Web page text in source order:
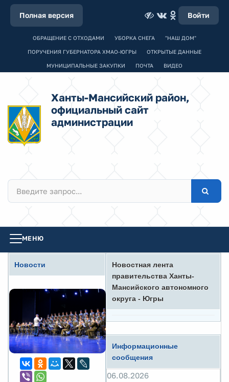
Полная версия Войти
ОБРАЩЕНИЕ С ОТХОДАМИ УБОРКА СНЕГА "НАШ ДОМ"
ПОРУЧЕНИЯ ГУБЕРНАТОРА ХМАО-ЮГРЫ ОТКРЫТЫЕ ДАННЫЕ
МУНИЦИПАЛЬНЫЕ ЗАКУПКИ ПОЧТА ВИДЕО
Ханты-Мансийский район,
официальный сайт
администрации
МЕНЮ
Новости
Новостная лента
правительства Ханты-
Мансийского автономного
округа - Югры
Информационные
сообщения
06.08.2026